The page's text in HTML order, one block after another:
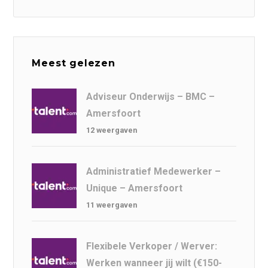
Meest gelezen
Adviseur Onderwijs – BMC –
Amersfoort
12 weergaven
Administratief Medewerker –
Unique – Amersfoort
11 weergaven
Flexibele Verkoper / Werver:
Werken wanneer jij wilt (€150-